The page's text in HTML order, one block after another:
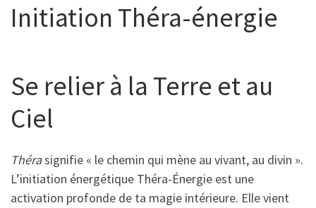
Initiation Théra-énergie
Se relier à la Terre et au
Ciel
Thérasignifie « le chemin qui mène au vivant, au divin ».
L’initiation énergétique Théra-Énergie est une
activation profonde de ta magie intérieure. Elle vient